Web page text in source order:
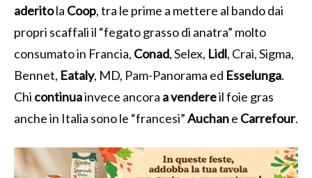
aderitola Coop, tra le prime a mettere al bando dai
propri scaffali il “fegato grasso di anatra” molto
consumato in Francia, Conad, Selex, Lidl, Crai, Sigma,
Bennet, Eataly, MD, Pam-Panorama ed Esselunga.
Chi continuainvece ancora a vendereil foie gras
anche in Italia sono le “francesi”Auchane Carrefour.